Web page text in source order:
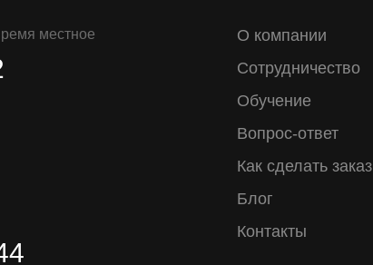
местное
О компании
Сотрудничество
Обучение
Вопрос-ответ
Как сделать заказ
Блог
Контакты